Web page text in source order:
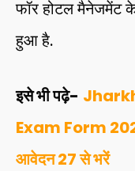
फॉर होटल मैनेजमेंट के
हुआ है.
इसे भी पढ़े-
Exam Form
आवेदन 27 से भरें